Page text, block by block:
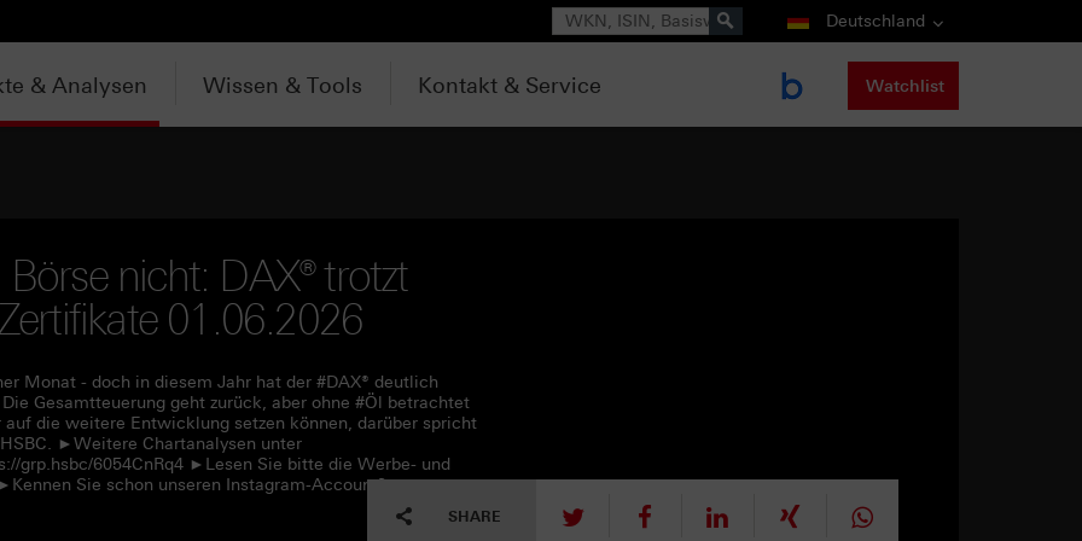
Suche Deutschland
& Analysen Wissen & Tools Kontakt & Service Watchlist
nicht: DAX® trotzt
01.06.2026
Monat - doch in diesem Jahr hat der #DAX® deutlich
Gesamtteuerung geht zurück, aber ohne #Öl betrachtet
die weitere Entwicklung setzen können, darüber spricht
►Weitere Chartanalysen unter
grp.hsbc/6054CnRq4 ►Lesen Sie bitte die Werbe- und
Sie schon unseren Instagram-Account?
SHARE tweet mitteilen